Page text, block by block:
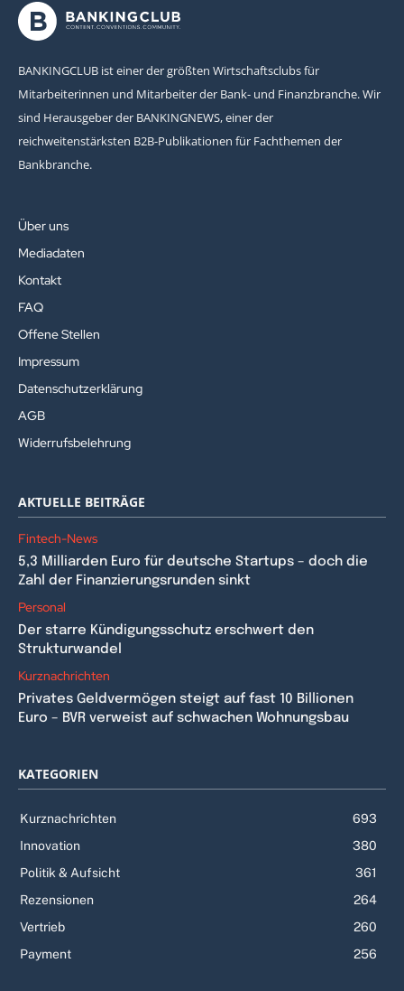
BANKINGCLUB ist einer der größten Wirtschaftsclubs für
Mitarbeiterinnen und Mitarbeiter der Bank- und Finanzbranche. Wir
sind Herausgeber der BANKINGNEWS, einer der
reichweitenstärksten B2B-Publikationen für Fachthemen der
Bankbranche.
Über uns
Mediadaten
Kontakt
FAQ
Offene Stellen
Impressum
Datenschutzerklärung
AGB
Widerrufsbelehrung
AKTUELLE BEITRÄGE
Fintech-News
5,3 Milliarden Euro für deutsche Startups – doch die
Zahl der Finanzierungsrunden sinkt
Personal
Der starre Kündigungsschutz erschwert den
Strukturwandel
Kurznachrichten
Privates Geldvermögen steigt auf fast 10 Billionen
Euro – BVR verweist auf schwachen Wohnungsbau
KATEGORIEN
Kurznachrichten
693
Innovation
380
Politik & Aufsicht
361
Rezensionen
264
Vertrieb
260
Payment
256